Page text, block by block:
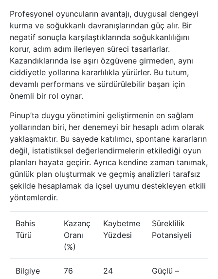
Profesyonel oyuncuların avantajı, duygusal dengeyi
kurma ve soğukkanlı davranışlarından güç alır. Bir
negatif sonuçla karşılaştıklarında soğukkanlılığını
korur, adım adım ilerleyen süreci tasarlarlar.
Kazandıklarında ise aşırı özgüvene girmeden, aynı
ciddiyetle yollarına kararlılıkla yürürler. Bu tutum,
devamlı performans ve sürdürülebilir başarı için
önemli bir rol oynar.
Pinup’ta duygu yönetimini geliştirmenin en sağlam
yollarından biri, her denemeyi bir hesaplı adım olarak
yaklaşmaktır. Bu sayede katılımcı, spontane kararların
değil, istatistiksel değerlendirmelerin etkilediği oyun
planları hayata geçirir. Ayrıca kendine zaman tanımak,
günlük plan oluşturmak ve geçmiş analizleri tarafsız
şekilde hesaplamak da içsel uyumu destekleyen etkili
yöntemlerdir.
Bahis
Türü
Kazanç
Oranı
(%)
Kaybetme
Yüzdesi
Süreklilik
Potansiyeli
Bilgiye
76 24
Güçlü –